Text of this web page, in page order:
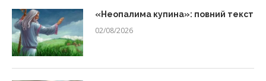
«Неопалима купина»: повний текст
02/08/2026